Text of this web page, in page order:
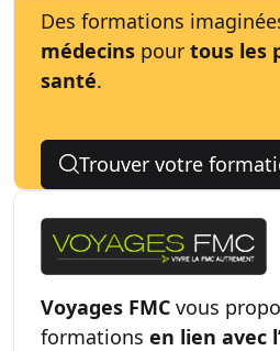
Des formations
médecins pour tous les
santé.
Trouver votre
Voyages FMC vous
formations en lien avec